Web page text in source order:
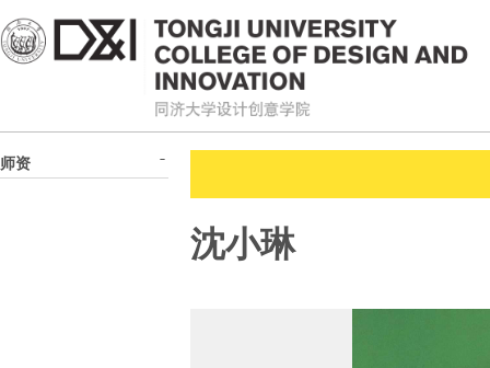
师资
沈小琳